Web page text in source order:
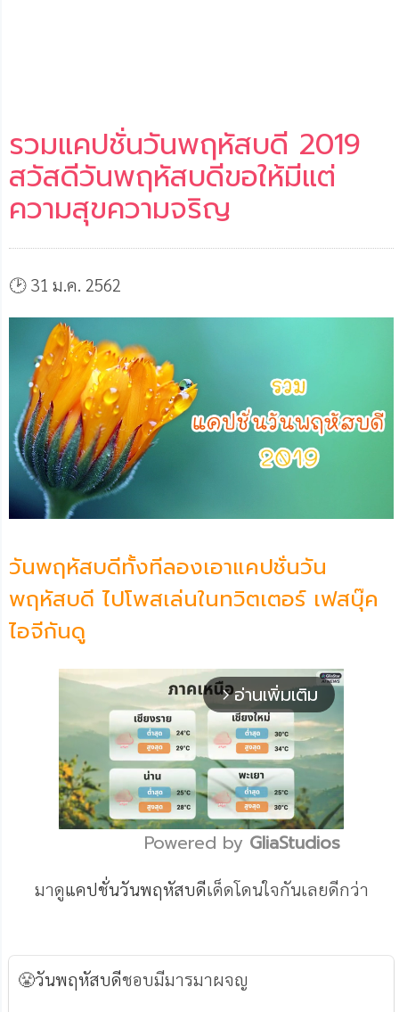
รวมแคปชั่นวันพฤหัสบดี 2019
สวัสดีวันพฤหัสบดีขอให้มีแต่
ความสุขความจริญ
🕑 31 ม.ค. 2562
วันพฤหัสบดีทั้งทีลองเอาแคปชั่นวัน
พฤหัสบดี ไปโพสเล่นในทวิตเตอร์ เฟสบุ๊ค
ไอจีกันดู
arrow_forward_ios อ่านเพิ่มเติม
Mute
Powered by GliaStudios
มาดูแคปชั่นวันพฤหัสบดีเด็ดโดนใจกันเลยดีกว่า
😤วันพฤหัสบดีชอบมีมารมาผจญ